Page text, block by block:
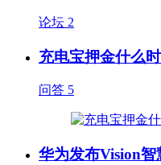
论坛 2
充电宝押金什么
问答 5
华为发布Vision